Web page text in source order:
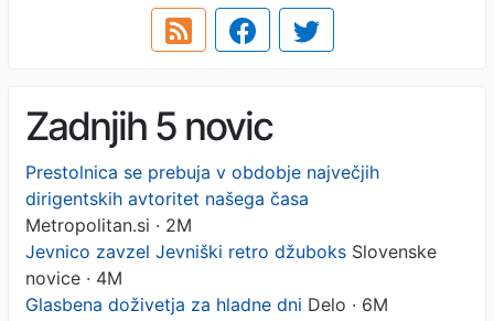
Zadnjih 5 novic
Prestolnica se prebuja v obdobje največjih
dirigentskih avtoritet našega časa
Metropolitan.si · 2M
Jevnico zavzel Jevniški retro džuboks Slovenske
novice · 4M
Glasbena doživetja za hladne dni Delo · 6M